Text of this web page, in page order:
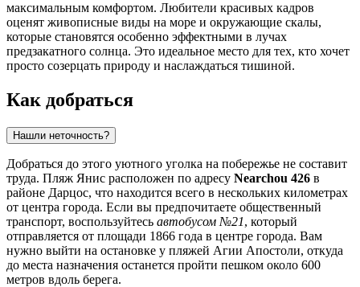
максимальным комфортом. Любители красивых кадров
оценят живописные виды на море и окружающие скалы,
которые становятся особенно эффектными в лучах
предзакатного солнца. Это идеальное место для тех, кто хочет
просто созерцать природу и наслаждаться тишиной.
Как добраться
Нашли неточность?
Добраться до этого уютного уголка на побережье не составит
труда. Пляж Янис расположен по адресу Nearchou 426 в
районе Дарцос, что находится всего в нескольких километрах
от центра города. Если вы предпочитаете общественный
транспорт, воспользуйтесь автобусом №21, который
отправляется от площади 1866 года в центре города. Вам
нужно выйти на остановке у пляжей Агии Апостоли, откуда
до места назначения останется пройти пешком около 600
метров вдоль берега.